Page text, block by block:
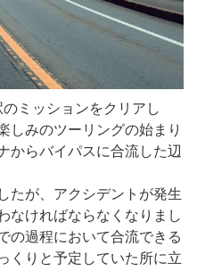
ミッションをクリアし
しみのツーリングの始まり
からバイパスに合流した辺
たが、アクシデントが発生
なければならなくなりまし
の過程において合流できる
くりと予定していた所に立